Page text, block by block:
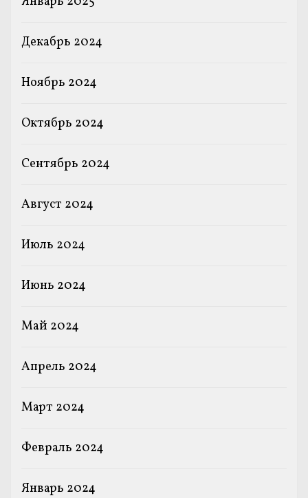
Декабрь 2024
Ноябрь 2024
Октябрь 2024
Сентябрь 2024
Август 2024
Июль 2024
Июнь 2024
Май 2024
Апрель 2024
Март 2024
Февраль 2024
Январь 2024